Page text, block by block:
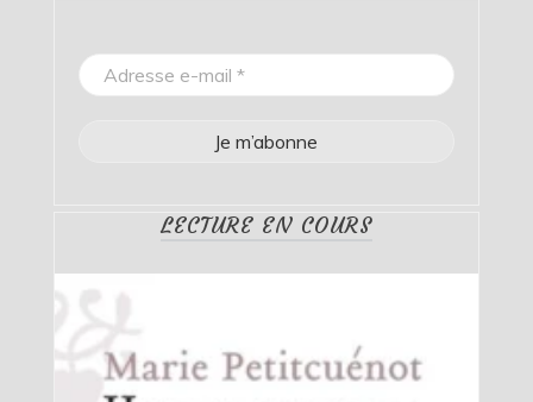
LECTURE EN COURS